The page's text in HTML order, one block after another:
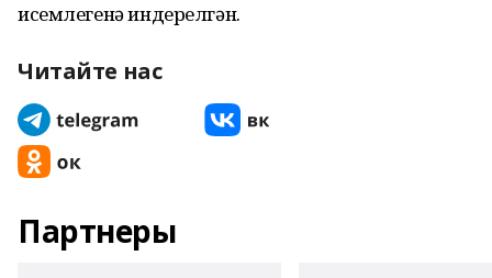
исемлегенә индерелгән.
Читайте нас
Партнеры